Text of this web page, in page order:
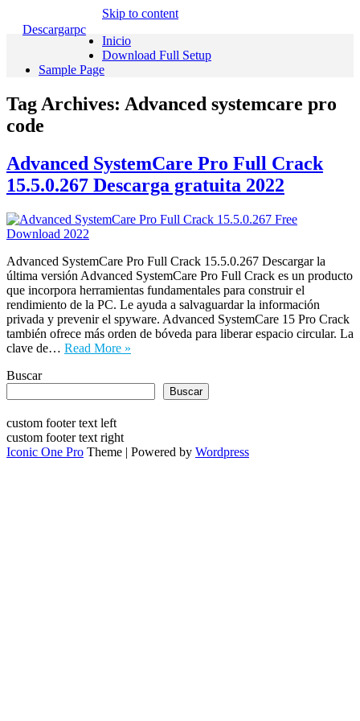
Descargarpc
Skip to content
Inicio
Download Full Setup
Sample Page
Tag Archives: Advanced systemcare pro
code
Advanced SystemCare Pro Full Crack
15.5.0.267 Descarga gratuita 2022
Advanced SystemCare Pro Full Crack 15.5.0.267 Descargar la
última versión Advanced SystemCare Pro Full Crack es un producto
que incorpora herramientas fundamentales para construir el
rendimiento de la PC. Le ayuda a salvaguardar la información
privada y prevenir el spyware. Advanced SystemCare 15 Pro Crack
también ofrece más orden de bóveda para liberar espacio circular. La
clave de… Read More »
Buscar
Buscar
custom footer text left
custom footer text right
Iconic One Pro Theme | Powered by Wordpress